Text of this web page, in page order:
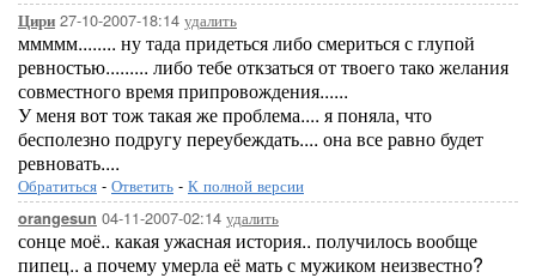
Цири 27-10-2007-18:14 удалить
ммммм........ ну тада придеться либо смериться с глупой
ревностью......... либо тебе откзаться от твоего тако желания
совместного время припровождения......
У меня вот тож такая же проблема.... я поняла, что
бесполезно подругу переубеждать.... она все равно будет
ревновать....
Обратиться - Ответить - К полной версии
orangesun 04-11-2007-02:14 удалить
сонце моё.. какая ужасная история.. получилось вообще
пипец.. а почему умерла её мать с мужиком неизвестно?